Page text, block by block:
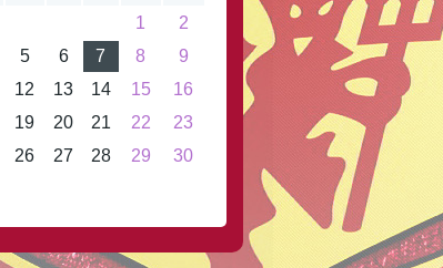
1
2
5 6 7 8
9
12 13 14 15
16
19 20 21 22
23
26 27 28 29
30